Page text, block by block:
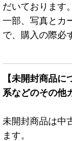
だいております。
一部、写真とカ
で、購入の際必
【未開封商品
系などのその他
未開封商品は中
ます。